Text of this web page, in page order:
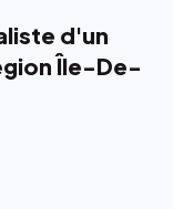
d'un
Île-De-